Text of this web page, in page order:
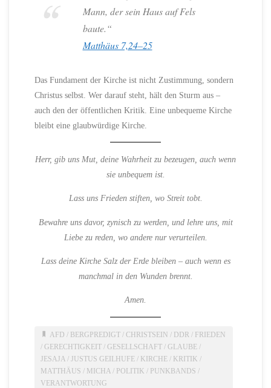
Mann, der sein Haus auf Fels
baute.“
Matthäus 7,24–25
Das Fundament der Kirche ist nicht Zustimmung, sondern
Christus selbst. Wer darauf steht, hält den Sturm aus –
auch den der öffentlichen Kritik. Eine unbequeme Kirche
bleibt eine glaubwürdige Kirche.
Herr, gib uns Mut, deine Wahrheit zu bezeugen, auch wenn
sie unbequem ist.
Lass uns Frieden stiften, wo Streit tobt.
Bewahre uns davor, zynisch zu werden, und lehre uns, mit
Liebe zu reden, wo andere nur verurteilen.
Lass deine Kirche Salz der Erde bleiben – auch wenn es
manchmal in den Wunden brennt.
Amen.
AFD / BERGPREDIGT / CHRISTSEIN / DDR / FRIEDEN
/GERECHTIGKEIT /GESELLSCHAFT /GLAUBE /
JESAJA /JUSTUS GEILHUFE / KIRCHE / KRITIK /
MATTHÄUS / MICHA / POLITIK / PUNKBANDS /
VERANTWORTUNG